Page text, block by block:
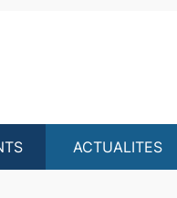
ACTUALITES